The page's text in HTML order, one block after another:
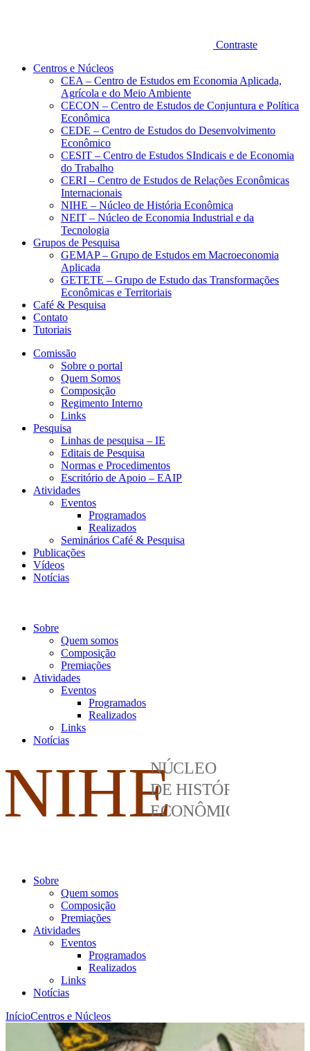
Contraste
Centros e Núcleos
CEA – Centro de Estudos em Economia Aplicada,
Agrícola e do Meio Ambiente
CECON – Centro de Estudos de Conjuntura e Política
Econômica
CEDE – Centro de Estudos do Desenvolvimento
Econômico
CESIT – Centro de Estudos SIndicais e de Economia
do Trabalho
CERI – Centro de Estudos de Relações Econômicas
Internacionais
NIHE – Núcleo de História Econômica
NEIT – Núcleo de Economia Industrial e da
Tecnologia
Grupos de Pesquisa
GEMAP – Grupo de Estudos em Macroeconomia
Aplicada
GETETE – Grupo de Estudo das Transformações
Econômicas e Territoriais
Café & Pesquisa
Contato
Tutoriais
Comissão
Sobre o portal
Quem Somos
Composição
Regimento Interno
Links
Pesquisa
Linhas de pesquisa – IE
Editais de Pesquisa
Normas e Procedimentos
Escritório de Apoio – EAIP
Atividades
Eventos
Programados
Realizados
Seminários Café & Pesquisa
Publicações
Vídeos
Notícias
Sobre
Quem somos
Composição
Premiações
Atividades
Eventos
Programados
Realizados
Links
Notícias
Sobre
Quem somos
Composição
Premiações
Atividades
Eventos
Programados
Realizados
Links
Notícias
InícioCentros e Núcleos